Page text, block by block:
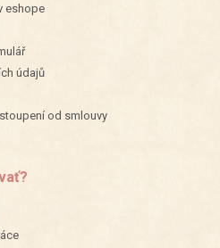
eshope
údajů
od smlouvy